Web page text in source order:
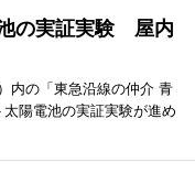
の実証実験 屋内
内の「東急沿線の仲介 青
陽電池の実証実験が進め